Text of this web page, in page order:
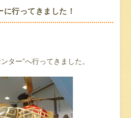
行ってきました！
ター”へ行ってきました。